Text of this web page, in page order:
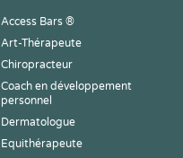
Access Bars ®
Art-Thérapeute
Chiropracteur
Coach en développement
personnel
Dermatologue
Equithérapeute